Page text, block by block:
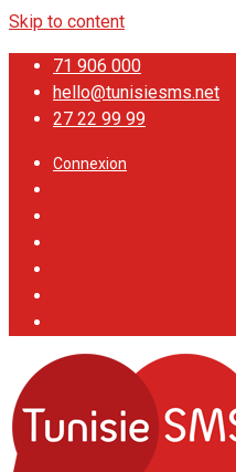
Skip to content
71 906 000
hello@tunisiesms.net
27 22 99 99
Connexion